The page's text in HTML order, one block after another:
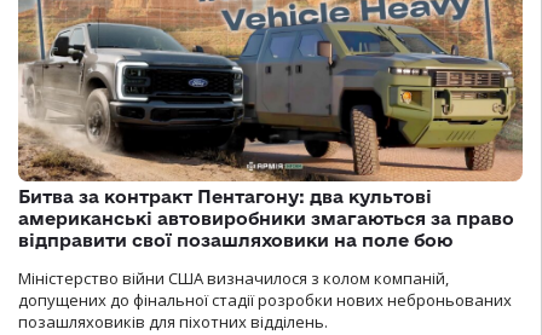
Битва за контракт Пентагону: два культові
американські автовиробники змагаються за право
відправити свої позашляховики на поле бою
Міністерство війни США визначилося з колом компаній,
допущених до фінальної стадії розробки нових неброньованих
позашляховиків для піхотних відділень.